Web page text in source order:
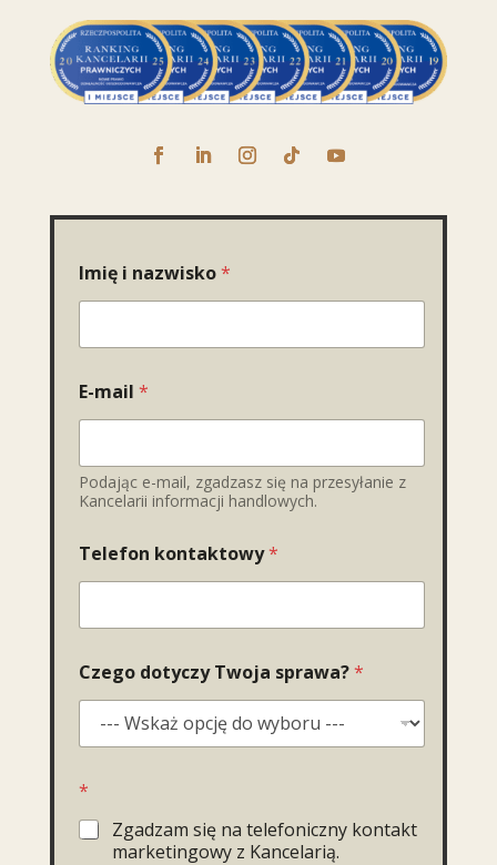
Imię i nazwisko*
E-mail *
Podając e-mail, zgadzasz się na przesyłanie z
Kancelarii informacji handlowych.
Telefon kontaktowy*
Czego dotyczy Twoja sprawa?*
*
Zgadzam się na telefoniczny kontakt
marketingowy z Kancelarią.